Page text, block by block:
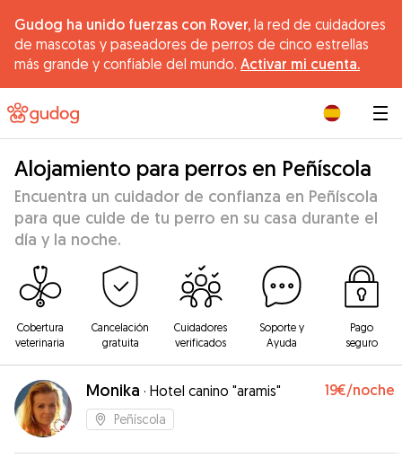
Gudog ha unido fuerzas con Rover, la red de cuidadores
de mascotas y paseadores de perros de cinco estrellas
más grande y confiable del mundo. Activar mi cuenta.
Alojamiento para perros en Peñíscola
Encuentra un cuidador de confianza en Peñíscola
para que cuide de tu perro en su casa durante el
día y la noche.
Cobertura
veterinaria
Cancelación
gratuita
Cuidadores
verificados
Soporte y
Ayuda
Pago
seguro
Monika · Hotel canino "aramis" 19€/noche
Peñíscola